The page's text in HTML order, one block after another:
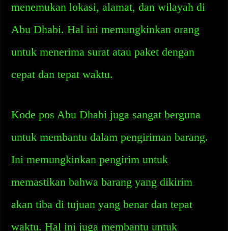
menemukan lokasi, alamat, dan wilayah di
Abu Dhabi. Hal ini memungkinkan orang
untuk menerima surat atau paket dengan
cepat dan tepat waktu.
Kode pos Abu Dhabi juga sangat berguna
untuk membantu dalam pengiriman barang.
Ini memungkinkan pengirim untuk
memastikan bahwa barang yang dikirim
akan tiba di tujuan yang benar dan tepat
waktu. Hal ini juga membantu untuk